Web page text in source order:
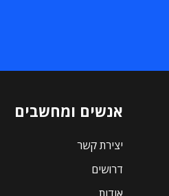
אנשים ומחשבים
יצירת קשר
דרושים